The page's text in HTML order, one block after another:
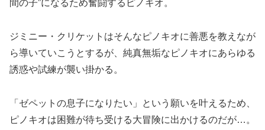
間の子”になるため奮闘するピノキオ。
ジミニー・クリケットはそんなピノキオに善悪を教えなが
ら導いていこうとするが、純真無垢なピノキオにあらゆる
誘惑や試練が襲い掛かる。
「ゼペットの息子になりたい」という願いを叶えるため、
ピノキオは困難が待ち受ける大冒険に出かけるのだが…。